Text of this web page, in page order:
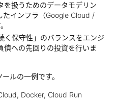
を扱うためのデータモデリン
たインフラ（Google Cloud /
く保守性」のバランスをエンジ
債への先回りの投資を行いま
ルの一例です。
Docker, Cloud Run